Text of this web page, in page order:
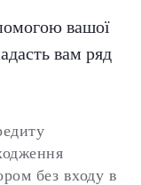
вашої
вам ряд
без входу в